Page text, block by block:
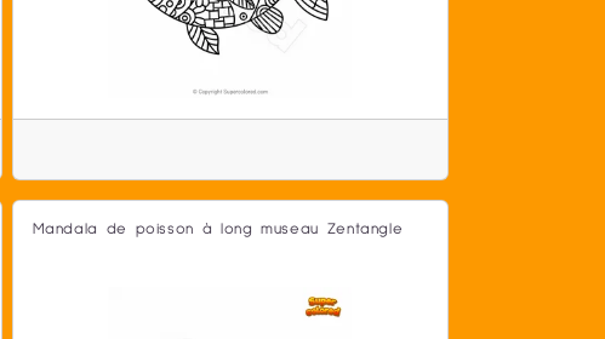
Mandala de poisson à long museau Zentangle